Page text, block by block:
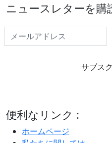
ニュースレターを購
サブス
便利なリンク :
ホームページ